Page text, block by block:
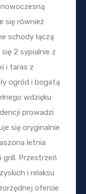
się również
schody łączą
2 sypialnie z
i taras z
ogród i bogatą
wdzięku
prowadzi
się oryginalnie
letnia
grill. Przestrzeń
i relaksu
ofercie